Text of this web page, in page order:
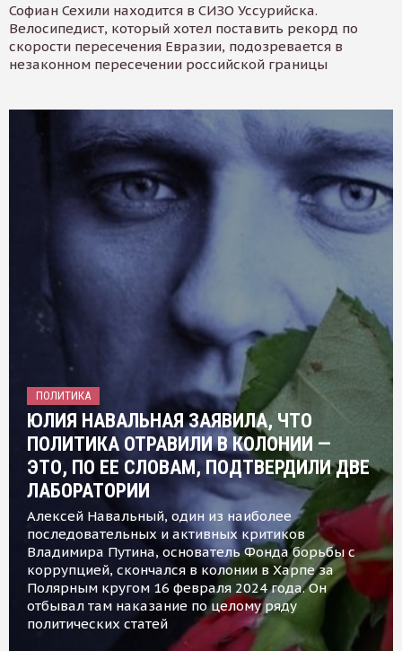
Софиан Сехили находится в СИЗО Уссурийска.
Велосипедист, который хотел поставить рекорд по
скорости пересечения Евразии, подозревается в
незаконном пересечении российской границы
ПОЛИТИКА
ЮЛИЯ НАВАЛЬНАЯ ЗАЯВИЛА, ЧТО
ПОЛИТИКА ОТРАВИЛИ В КОЛОНИИ —
ЭТО, ПО ЕЕ СЛОВАМ, ПОДТВЕРДИЛИ ДВЕ
ЛАБОРАТОРИИ
Алексей Навальный, один из наиболее
последовательных и активных критиков
Владимира Путина, основатель Фонда борьбы с
коррупцией, скончался в колонии в Харпе за
Полярным кругом 16 февраля 2024 года. Он
отбывал там наказание по целому ряду
политических статей